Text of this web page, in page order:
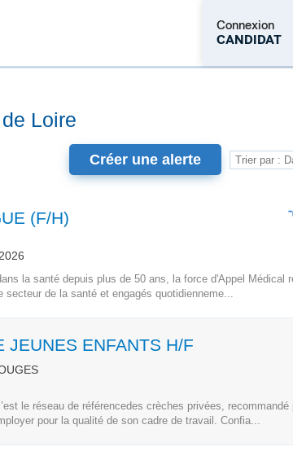
Connexion
CANDIDAT
Loire
Créer une alerte
(F/H)
la santé depuis plus de 50 ans, la force d'Appel Médical
secteur de la santé et engagés quotidienneme...
JEUNES ENFANTS H/F
le réseau de référencedes crèches privées, recommandé
pour la qualité de son cadre de travail. Confia...